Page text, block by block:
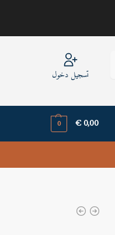
تسجيل دخول
0,00
€
0